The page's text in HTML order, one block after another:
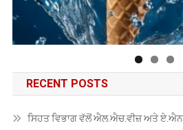
RECENT POSTS
ਸਿਹਤ ਵਿਭਾਗ ਵੱਲੋਂ ਐਲ.ਐਚ.ਵੀਜ਼ ਅਤੇ